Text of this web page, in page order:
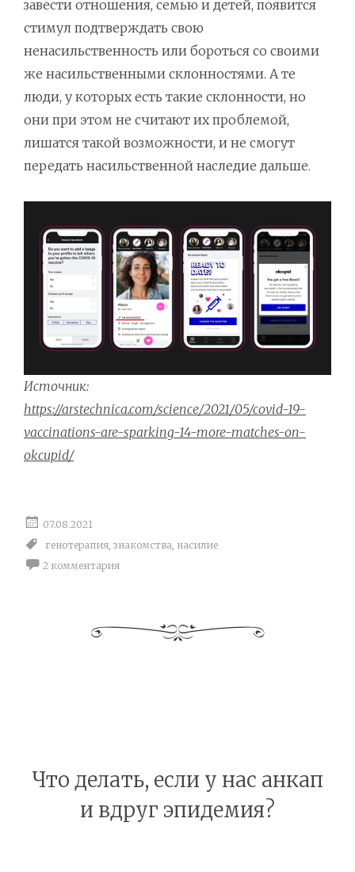
завести отношения, семью и детей, появится
стимул подтверждать свою
ненасильственность или бороться со своими
же насильственными склонностями. А те
люди, у которых есть такие склонности, но
они при этом не считают их проблемой,
лишатся такой возможности, и не смогут
передать насильственной наследие дальше.
Источник:
https://arstechnica.com/science/2021/05/covid-19-
vaccinations-are-sparking-14-more-matches-on-
okcupid/
07.08.2021
генотерапия знакомства насилие
2 комментария
Что делать, если у нас анкап
и вдруг эпидемия?